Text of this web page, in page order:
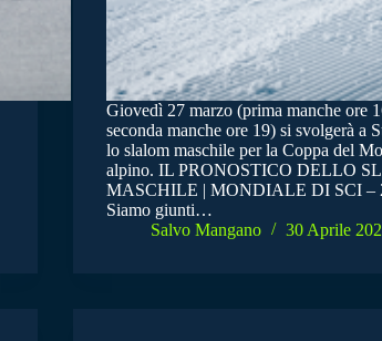
Giovedì 27 marzo (prima manche ore
seconda manche ore 19) si svolgerà a
lo slalom maschile per la Coppa del
alpino. IL PRONOSTICO DELLO
MASCHILE | MONDIALE DI SCI –
Siamo giunti…
Salvo Mangano
30 Aprile